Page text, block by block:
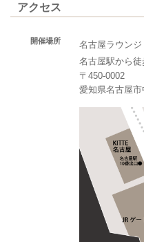
アクセス
開催場所
名古屋ラウンジ
名古屋駅から徒
〒450-0002
愛知県名古屋